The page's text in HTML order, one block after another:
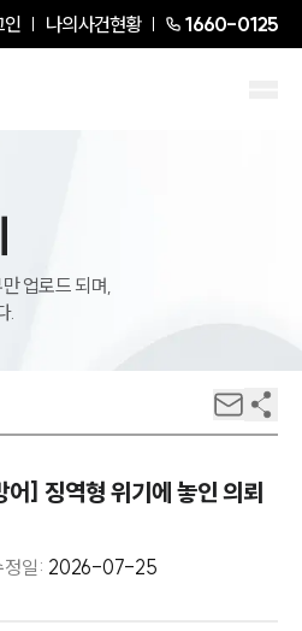
인 나의사건현황 1660-0125
업로드 되며,
.
어] 징역형 위기에 놓인 의뢰
정일: 2026-07-25